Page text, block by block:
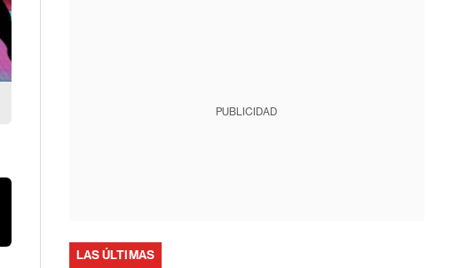
PUBLICIDAD
LAS ÚLTIMAS